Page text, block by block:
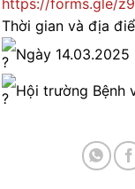
https://forms.gle/
Thời gian và địa
Ngày 14.03.2025
Hội trường Bệnh